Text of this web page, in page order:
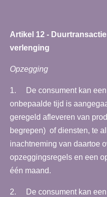
Artikel 12 -
verlenging
Opzegging
1. De consument kan een
onbepaalde tijd is
geregeld afleveren van
begrepen) of diensten, te
inachtneming van daartoe
opzeggingsregels en een
één maand.
2. De consument kan een